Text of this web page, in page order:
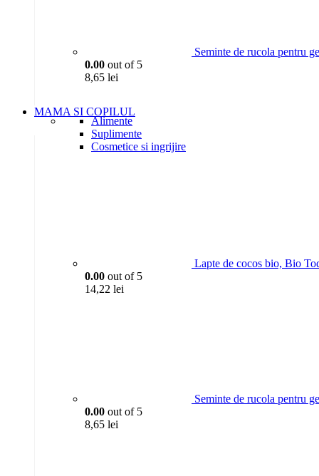
Seminte de rucola pentru
0.00 out of 5
8,65 lei
MAMA SI COPILUL
Alimente
Suplimente
Cosmetice si ingrijire
Lapte de cocos bio, Bio
0.00 out of 5
14,22 lei
Seminte de rucola pentru
0.00 out of 5
8,65 lei